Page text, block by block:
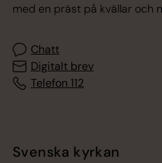
med en präst på kvällar och
Chatt
Digitalt brev
Telefon 112
Svenska kyrkan